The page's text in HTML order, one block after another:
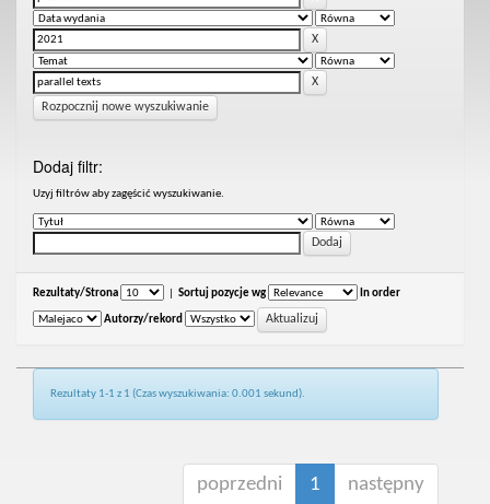
Rozpocznij nowe wyszukiwanie
Dodaj filtr:
Uzyj filtrów aby zagęścić wyszukiwanie.
Rezultaty/Strona Sortuj pozycje wg In order
Autorzy/rekord
Rezultaty 1-1 z 1 (Czas wyszukiwania: 0.001 sekund).
poprzedni 1 następny